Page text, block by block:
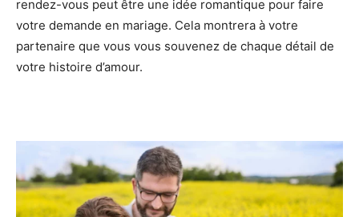
rendez-vous peut être une idée romantique pour faire
votre demande en mariage. Cela montrera à votre
partenaire que vous vous souvenez de chaque détail de
votre histoire d’amour.